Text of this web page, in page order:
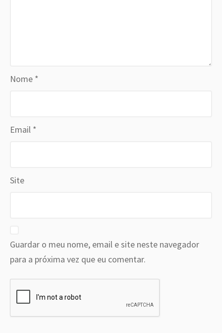
Nome *
Email *
Site
Guardar o meu nome, email e site neste navegador
para a próxima vez que eu comentar.